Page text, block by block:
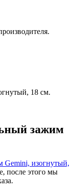
18 см.
зажим
Gemini, изогнутый,
после этого мы